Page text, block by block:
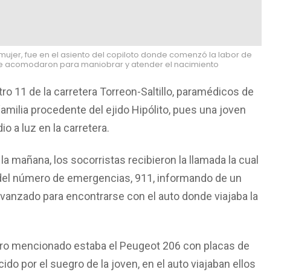
fue en el asiento del copiloto donde comenzó la labor de
acomodaron para maniobrar y atender el nacimiento
11 de la carretera Torreon-Saltillo, paramédicos de
procedente del ejido Hipólito, pues una joven
a luz en la carretera.
mañana, los socorristas recibieron la llamada la cual
número de emergencias, 911, informando de un
para encontrarse con el auto donde viajaba la
mencionado estaba el Peugeot 206 con placas de
por el suegro de la joven, en el auto viajaban ellos